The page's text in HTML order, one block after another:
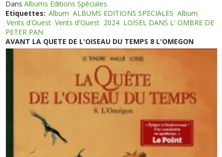
DansAlbums Editions Spéciales
Etiquettes: Album ALBUMS EDITIONS SPECIALES Album
Vents d'Ouest Vents d'Ouest 2024 LOISEL DANS L' OMBRE DE
PETER PAN
AVANT LA QUETE DE L'OISEAU DU TEMPS 8 L'OMEGON